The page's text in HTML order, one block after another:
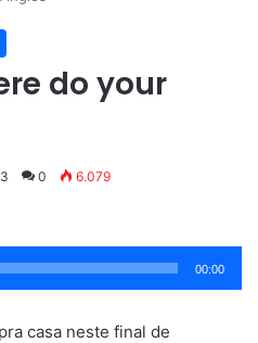
do your
0 6.079
00:00
casa neste final de